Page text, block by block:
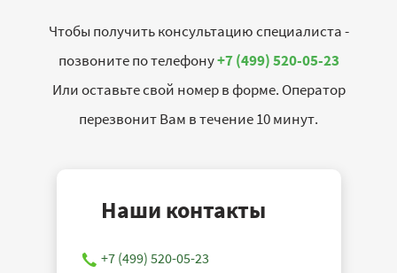
Чтобы получить консультацию специалиста -
позвоните по телефону+7 (499) 520-05-23
Или оставьте свой номер в форме. Оператор
перезвонит Вам в течение 10 минут.
Наши контакты
+7 (499) 520-05-23